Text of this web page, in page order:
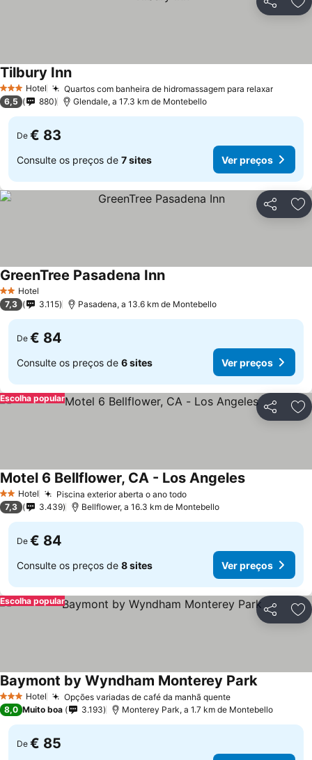
Partilhar
3 EstrelasHotel Quartos com banheira de hidromassagem para relaxar
Tilbury Inn
6,5 880 Glendale, a 17.3 km de Montebello
De € 83
Consulte os preços de 7 sites Ver preços
Partilhar
2 Estrelas
Hotel
GreenTree Pasadena Inn
7,3 3.115 Pasadena, a 13.6 km de Montebello
De € 84
Consulte os preços de 6 sites Ver preços
Partilhar
Escolha popular
2 Estrelas
Hotel Piscina exterior aberta o ano todo
Motel 6 Bellflower, CA - Los Angeles
7,3 3.439 Bellflower, a 16.3 km de Montebello
De € 84
Consulte os preços de 8 sites Ver preços
Partilhar
Escolha popular
3 EstrelasHotel Opções variadas de café da manhã quente
Baymont by Wyndham Monterey Park
8,0 Muito boa 3.193 Monterey Park, a 1.7 km de Montebello
De € 85